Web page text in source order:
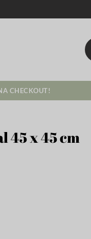
CHECKOUT!
45 x 45 cm